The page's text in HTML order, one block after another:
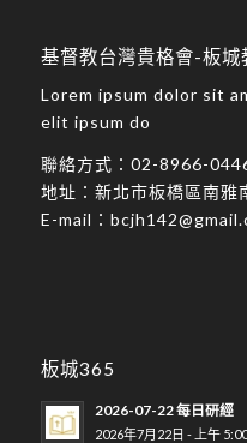
基督教台灣貴格會-板城
Lorem ipsum dolor sit
elit ipsum do
聯絡方式： 02-8966-
地址： 新北市板橋區南雅
E-mail：
板城365
2026-07-22 每日研經
2026年7月22日 - 上午 5:00